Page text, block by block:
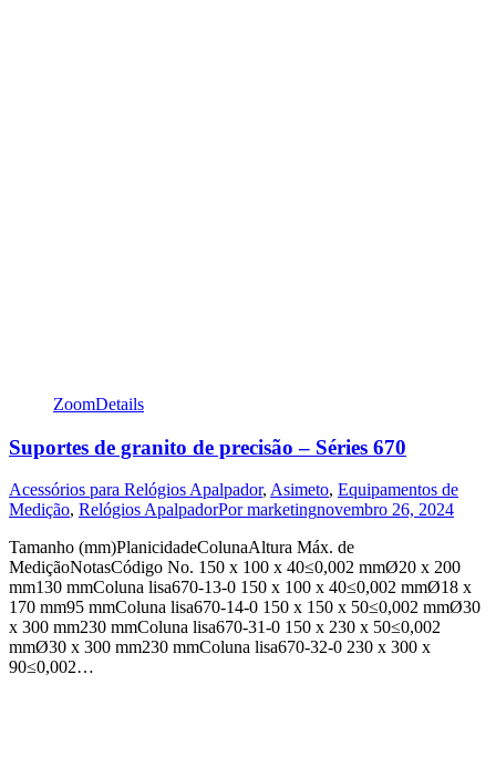
ZoomDetails
Suportes de granito de precisão – Séries 670
Acessórios para Relógios Apalpador, Asimeto, Equipamentos de
Medição, Relógios ApalpadorPormarketingnovembro 26, 2024
Tamanho (mm)PlanicidadeColunaAltura Máx. de
MediçãoNotasCódigo No. 150 x 100 x 40≤0,002 mmØ20 x 200
mm130 mmColuna lisa670-13-0 150 x 100 x 40≤0,002 mmØ18 x
170 mm95 mmColuna lisa670-14-0 150 x 150 x 50≤0,002 mmØ30
x 300 mm230 mmColuna lisa670-31-0 150 x 230 x 50≤0,002
mmØ30 x 300 mm230 mmColuna lisa670-32-0 230 x 300 x
90≤0,002…